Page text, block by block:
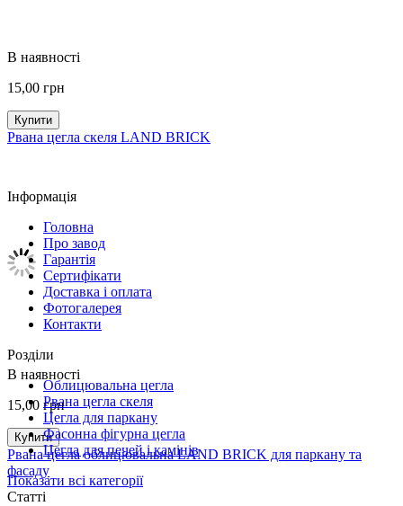
В наявності
15,00 грн
Купити
Рвана цегла скеля LAND BRICK
В наявності
15,00 грн
Купити
Рвана цегла облицювальна LAND BRICK для паркану та
фасаду
Інформація
Головна
Про завод
Гарантія
Сертифікати
Доставка і оплата
Фотогалерея
Контакти
Розділи
Облицювальна цегла
Рвана цегла скеля
Цегла для паркану
Фасонна фігурна цегла
Цегла для печей і камінів
Показати всі категорії
Статті